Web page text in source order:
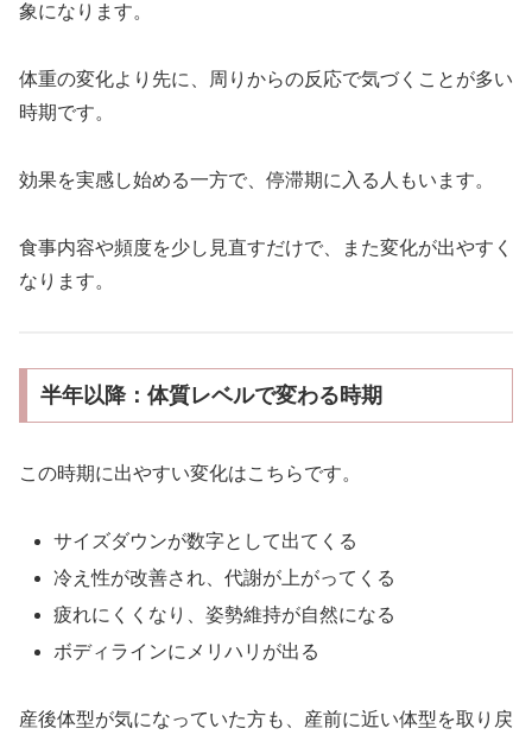
象になります。
体重の変化より先に、周りからの反応で気づくことが多い
時期です。
効果を実感し始める一方で、停滞期に入る人もいます。
食事内容や頻度を少し見直すだけで、また変化が出やすく
なります。
半年以降：体質レベルで変わる時期
この時期に出やすい変化はこちらです。
サイズダウンが数字として出てくる
冷え性が改善され、代謝が上がってくる
疲れにくくなり、姿勢維持が自然になる
ボディラインにメリハリが出る
産後体型が気になっていた方も、産前に近い体型を取り戻